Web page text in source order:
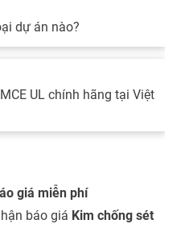
dự án nào?
UL chính hãng tại Việt
giá miễn phí
báo giá Kim chống sét